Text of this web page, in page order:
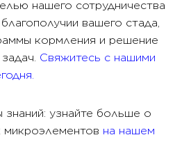
нашего сотрудничества
вашего стада,
кормления и решение
Свяжитесь с нашими
знаний: узнайте больше о
микроэлементов на нашем